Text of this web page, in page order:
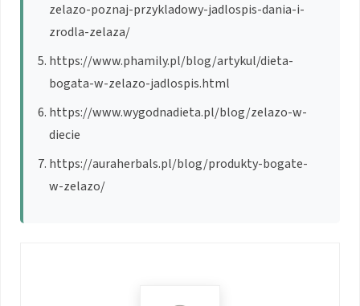
zelazo-poznaj-przykladowy-jadlospis-dania-i-
zrodla-zelaza/
https://www.phamily.pl/blog/artykul/dieta-
bogata-w-zelazo-jadlospis.html
https://www.wygodnadieta.pl/blog/zelazo-w-
diecie
https://auraherbals.pl/blog/produkty-bogate-
w-zelazo/